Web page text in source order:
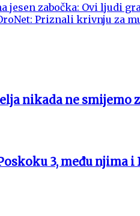
jesen zabočka: Ovi ljudi
Priznali krivnju za
nikada ne smijemo
3, među njima i